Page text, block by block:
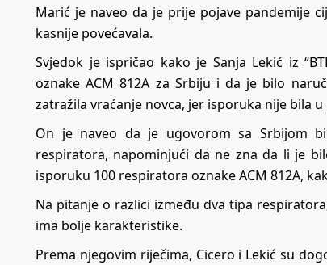
Marić je naveo da je prije pojave pandemije
kasnije povećavala.
Svjedok je ispričao kako je Sanja Lekić iz
oznake ACM 812A za Srbiju i da je bilo
zatražila vraćanje novca, jer isporuka nije bila
On je naveo da je ugovorom sa Srbijom
respiratora, napominjući da ne zna da li je
isporuku 100 respiratora oznake ACM 812A,
Na pitanje o razlici između dva tipa
ima bolje karakteristike.
Prema njegovim riječima, Cicero i Lekić su